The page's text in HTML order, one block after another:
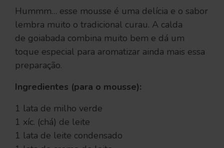
Hummm… esse mousse é uma delícia e o sabor
lembra muito o tradicional curau. A calda
de goiabada combina muito bem e dá um
toque especial para aromatizar ainda mais essa
preparação.
Ingredientes (para o mousse):
1 lata de milho verde
1 xíc. (chá) de leite
1 lata de leite condensado